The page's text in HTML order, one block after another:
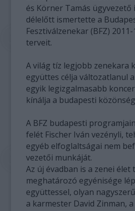
és Körner Tamás
délelőtt ismertette a
Fesztiválzenekar (BFZ)
terveit.
A világ tíz legjobb zenekara
együttes célja változatlanul
egyik legizgalmasabb
kínálja a budapesti
A BFZ budapesti
felét Fischer Iván vezényli,
egyéb elfoglaltságai nem
vezetői munkáját.
Az új évadban is a zenei élet
meghatározó egyénisége
együttessel, olyan
a karmester David Zinman,